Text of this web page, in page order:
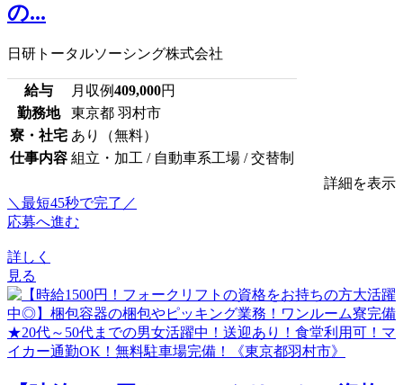
の...
日研トータルソーシング株式会社
給与 月収例409,000円
勤務地
東京都 羽村市
寮・社宅 あり（無料）
仕事内容 組立・加工 / 自動車系工場 / 交替制
詳細を表示
＼最短45秒で完了／
応募へ進む
詳しく
見る